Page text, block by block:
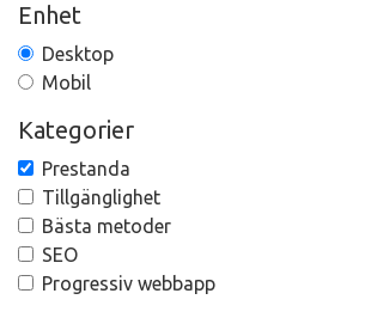
Enhet
Desktop
Mobil
Kategorier
Prestanda
Tillgänglighet
Bästa metoder
SEO
Progressiv webbapp